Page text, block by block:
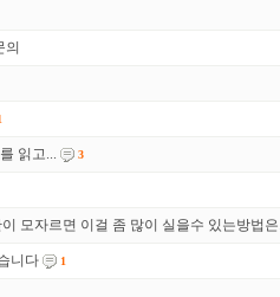
의
읽고... 3
모자르면 이걸 좀 많이 실을수 있는방법
니다 1